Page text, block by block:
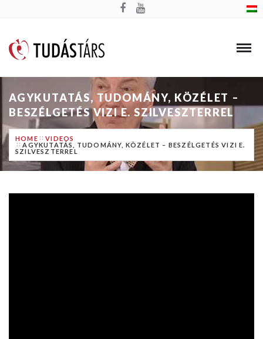
AGYKUTATÁS, TUDOMÁNY, KÖZÉLET –
BESZÉLGETÉS VIZI E. SZILVESZTERREL
HOME
VIDEOS
AGYKUTATÁS, TUDOMÁNY, KÖZÉLET – BESZÉLGETÉS VIZI E.
SZILVESZTERREL